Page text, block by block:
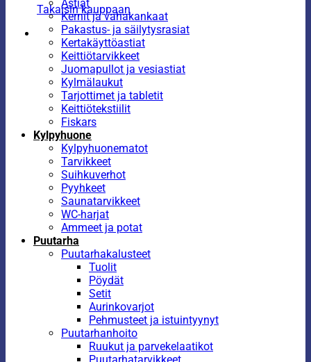
Takaisin kauppaan
Astiat
Kernit ja vahakankaat
Pakastus- ja säilytysrasiat
Kertakäyttöastiat
Keittiötarvikkeet
Juomapullot ja vesiastiat
Kylmälaukut
Tarjottimet ja tabletit
Keittiötekstiilit
Fiskars
Kylpyhuone
Kylpyhuonematot
Tarvikkeet
Suihkuverhot
Pyyhkeet
Saunatarvikkeet
WC-harjat
Ammeet ja potat
Puutarha
Puutarhakalusteet
Tuolit
Pöydät
Setit
Aurinkovarjot
Pehmusteet ja istuintyynyt
Puutarhanhoito
Ruukut ja parvekelaatikot